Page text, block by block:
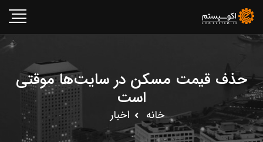
حذف قیمت مسکن در سایت‌ها موقتی
است
خانه اخبار